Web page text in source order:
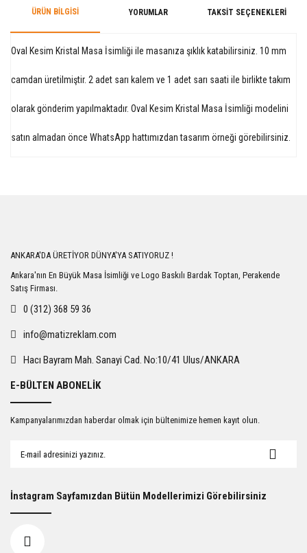
ÜRÜN BILGISI YORUMLAR TAKSIT SEÇENEKLERI
Oval Kesim Kristal Masa İsimliği ile masanıza şıklık katabilirsiniz. 10 mm
camdan üretilmiştir. 2 adet sarı kalem ve 1 adet sarı saati ile birlikte takım
olarak gönderim yapılmaktadır. Oval Kesim Kristal Masa İsimliği modelini
satın almadan önce WhatsApp hattımızdan tasarım örneği görebilirsiniz.
ANKARA'DA ÜRETİYOR DÜNYA'YA SATIYORUZ !
Ankara'nın En Büyük Masa İsimliği ve Logo Baskılı Bardak Toptan, Perakende
Satış Firması.
0 (312) 368 59 36
info@matizreklam.com
Hacı Bayram Mah. Sanayi Cad. No:10/41 Ulus/ANKARA
E-BÜLTEN ABONELİK
Kampanyalarımızdan haberdar olmak için bültenimize hemen kayıt olun.
İnstagram Sayfamızdan Bütün Modellerimizi Görebilirsiniz